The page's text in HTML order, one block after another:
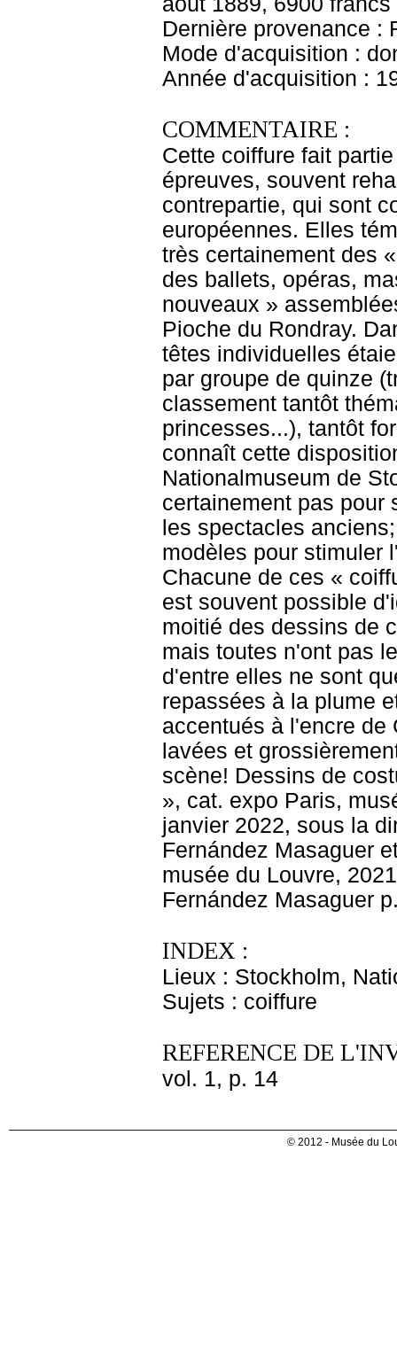
Dernière provenance :
Mode d'acquisition :
Année d'acquisition :
COMMENTAIRE :
Cette coiffure fait
épreuves, souvent
contrepartie, qui sont
européennes. Elles
très certainement des
des ballets, opéras,
nouveaux »
Pioche du Rondray.
têtes individuelles
par groupe de quinze
classement tantôt
princesses...), tantôt
connaît cette
Nationalmuseum de
certainement pas pour
les spectacles
modèles pour stimuler
Chacune de ces «
est souvent possible
moitié des dessins de
mais toutes n'ont pas
d'entre elles ne sont
repassées à la plume
accentués à l'encre de
lavées et
scène! Dessins de
», cat. expo Paris,
janvier 2022, sous la
Fernández Masaguer
musée du Louvre,
Fernández Masaguer
INDEX :
Lieux : Stockholm,
Sujets : coiffure
REFERENCE DE
vol. 1, p. 14
© 2012 - Musée du